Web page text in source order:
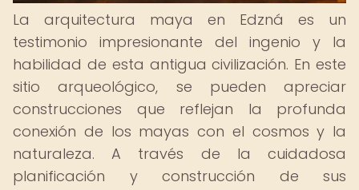
La arquitectura maya en Edzná es un
testimonio impresionante del ingenio y la
habilidad de esta antigua civilización. En este
sitio arqueológico, se pueden apreciar
construcciones que reflejan la profunda
conexión de los mayas con el cosmos y la
naturaleza. A través de la cuidadosa
planificación y construcción de sus